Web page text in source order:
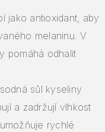
jako antioxidant, aby
melaninu. V
pomáhá odhalit
sůl kyseliny
a zadržují vlhkost
rychlé